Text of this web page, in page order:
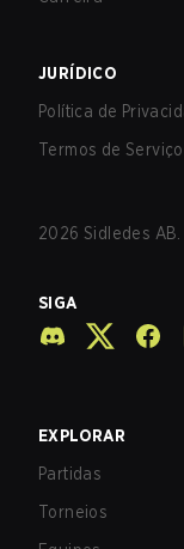
JURÍDICO
Política de
Termos de Serviço
2026 Sidledes
SIGA
EXPLORAR
Partidas
Torneios